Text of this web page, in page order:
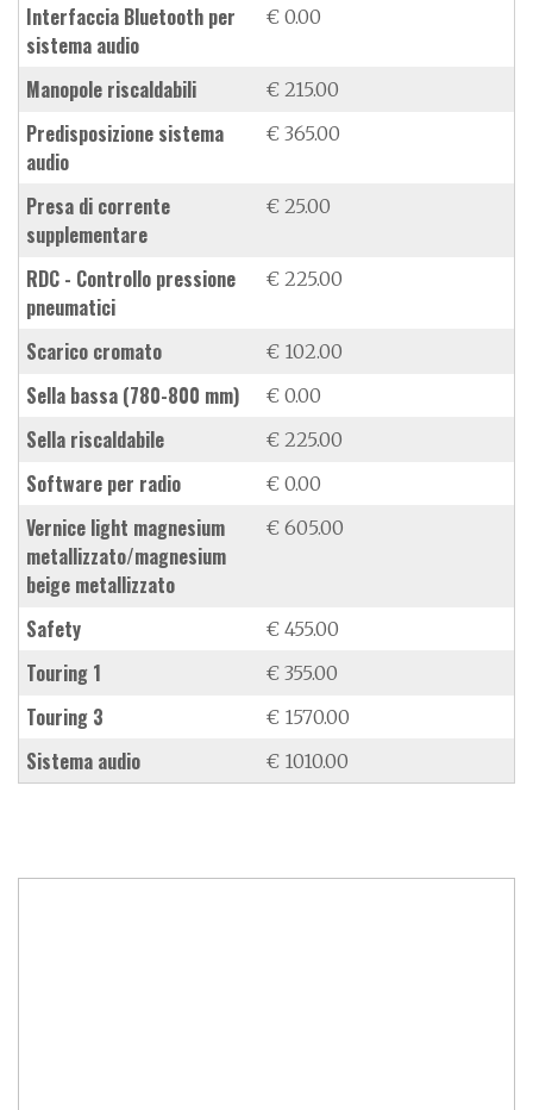
interfaccia Bluetooth per
sistema audio
€ 0.00
manopole riscaldabili € 215.00
predisposizione sistema
audio
€ 365.00
presa di corrente
supplementare
€ 25.00
RDC - Controllo pressione
pneumatici
€ 225.00
scarico cromato € 102.00
sella bassa (780-800 mm) € 0.00
sella riscaldabile € 225.00
software per radio € 0.00
vernice light magnesium
metallizzato/magnesium
beige metallizzato
€ 605.00
Safety € 455.00
Touring 1 € 355.00
Touring 3 € 1570.00
sistema audio € 1010.00